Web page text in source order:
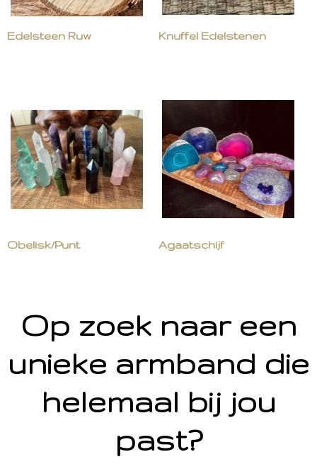
Edelsteen Ruw Knuffel Edelstenen
Obelisk/Punt Agaatschijf
Op zoek naar een
unieke armband die
helemaal bij jou
past?